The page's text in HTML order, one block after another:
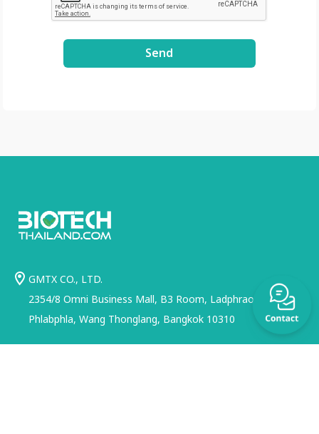
(http://www.pcrbio.
com) - Primerdesign
เป็นน้ำยาคุณภาพสูงจาก
(http://www.primer
เลือกสรรได้ตามความ
ต้องการ
Send
GMTX CO., LTD.
2354/8 Omni Business Mall, B3 Room, Ladphrao 116 Alley ,
Phlabphla, Wang Thonglang, Bangkok 10310